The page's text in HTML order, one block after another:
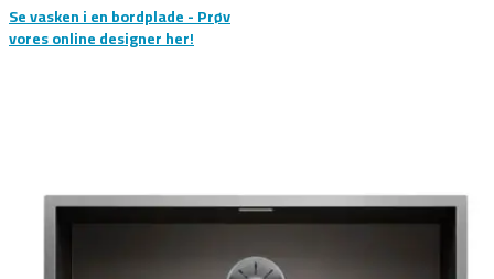
Se vasken i en bordplade - Prøv
vores online designer her!